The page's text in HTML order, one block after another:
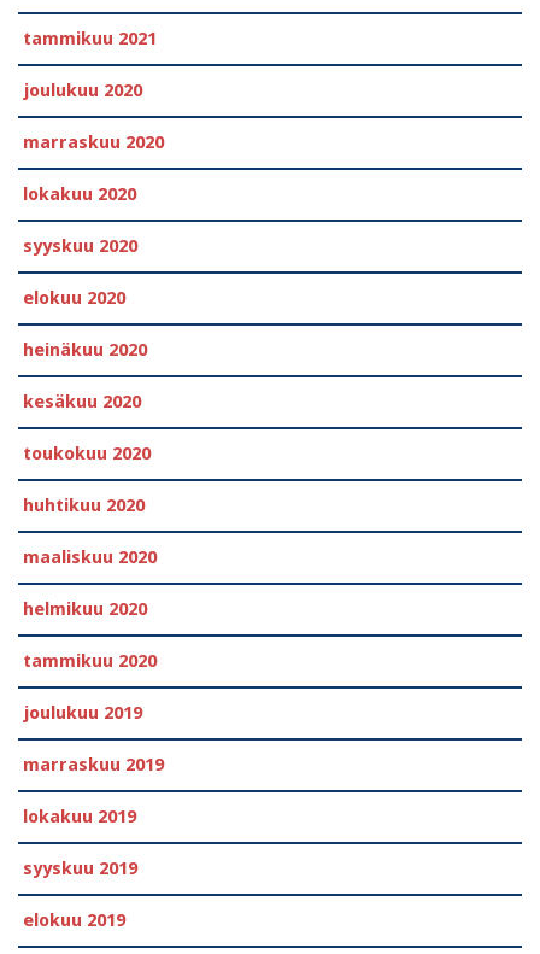
tammikuu 2021
joulukuu 2020
marraskuu 2020
lokakuu 2020
syyskuu 2020
elokuu 2020
heinäkuu 2020
kesäkuu 2020
toukokuu 2020
huhtikuu 2020
maaliskuu 2020
helmikuu 2020
tammikuu 2020
joulukuu 2019
marraskuu 2019
lokakuu 2019
syyskuu 2019
elokuu 2019